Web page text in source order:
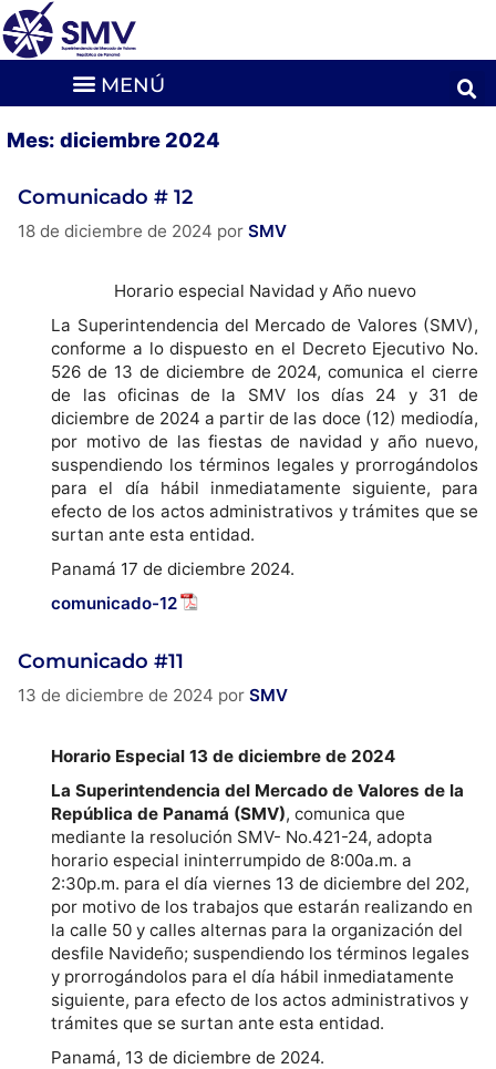
Mes: diciembre 2024
Comunicado # 12
18 de diciembre de 2024 por SMV
Horario especial Navidad y Año nuevo
La Superintendencia del Mercado de Valores (SMV),
conforme a lo dispuesto en el Decreto Ejecutivo No.
526 de 13 de diciembre de 2024, comunica el cierre
de las oficinas de la SMV los días 24 y 31 de
diciembre de 2024 a partir de las doce (12) mediodía,
por motivo de las fiestas de navidad y año nuevo,
suspendiendo los términos legales y prorrogándolos
para el día hábil inmediatamente siguiente, para
efecto de los actos administrativos y trámites que se
surtan ante esta entidad.
Panamá 17 de diciembre 2024.
comunicado-12
Comunicado #11
13 de diciembre de 2024 por SMV
Horario Especial 13 de diciembre de 2024
La Superintendencia del Mercado de Valores de la
República de Panamá (SMV), comunica que
mediante la resolución SMV- No.421-24, adopta
horario especial ininterrumpido de 8:00a.m. a
2:30p.m. para el día viernes 13 de diciembre del 202,
por motivo de los trabajos que estarán realizando en
la calle 50 y calles alternas para la organización del
desfile Navideño; suspendiendo los términos legales
y prorrogándolos para el día hábil inmediatamente
siguiente, para efecto de los actos administrativos y
trámites que se surtan ante esta entidad.
Panamá, 13 de diciembre de 2024.